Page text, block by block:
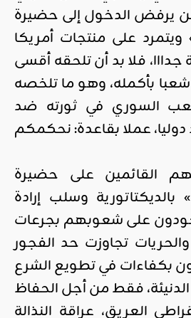
من يرفض الدخول إلى حضيرة
على منتجات أمريكا
جدااا، فلا بد أن تلحقه أقسى
بأكمله، وهو ما تلخصه
السوري في ثورته ضد
عملا بقاعدة: نحكمكم
القائمين على حضيرة
وسلب إرادة
على شعوبهم بجرعات
تجاوزت حد الفجور
بكفاءات في تطويع الشرع
فقط من أجل الحفاظ
العريق، عراقة النذالة